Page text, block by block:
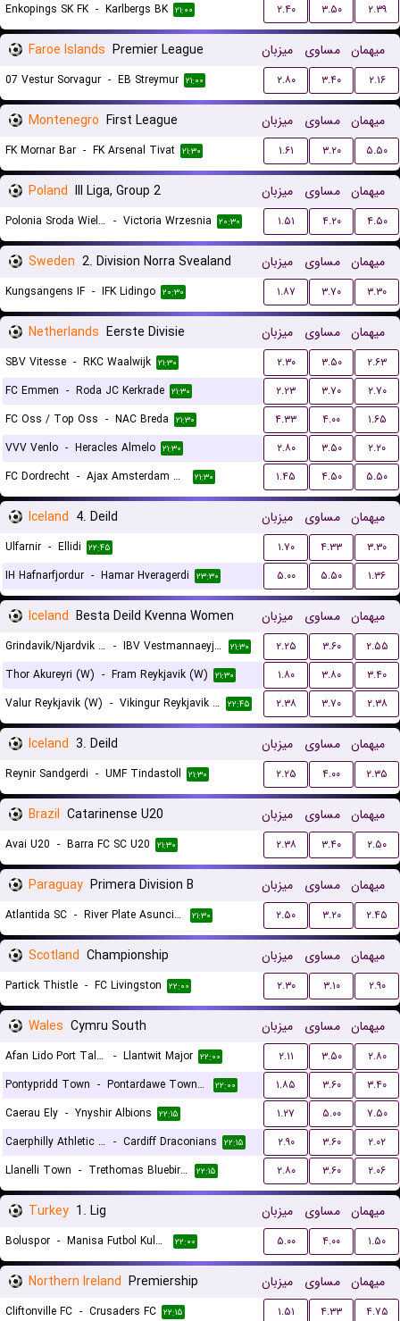
Enkopings SK FK - Karlbergs BK ۲۱:۰۰ ۲.۴۰ ۳.۵۰ ۲.۳۹
Faroe Islands Premier League میزبان مساوی میهمان
07 Vestur Sorvagur - EB Streymur ۲۱:۰۰ ۲.۸۰ ۳.۴۰ ۲.۱۶
Montenegro First League میزبان مساوی میهمان
FK Mornar Bar - FK Arsenal Tivat ۲۱:۳۰ ۱.۶۱ ۳.۲۰ ۵.۵۰
Poland III Liga, Group 2 میزبان مساوی میهمان
Polonia Sroda Wielkopolska - Victoria Wrzesnia ۲۰:۳۰ ۱.۵۱ ۴.۲۰ ۴.۵۰
Sweden 2. Division Norra Svealand میزبان مساوی میهمان
Kungsangens IF - IFK Lidingo ۲۰:۳۰ ۱.۸۷ ۳.۷۰ ۳.۳۰
Netherlands Eerste Divisie میزبان مساوی میهمان
SBV Vitesse - RKC Waalwijk ۲۱:۳۰ ۲.۳۰ ۳.۵۰
۲.۶۳
FC Emmen - Roda JC Kerkrade ۲۱:۳۰ ۲.۲۳ ۳.۷۰
۲.۷۰
FC Oss / Top Oss - NAC Breda ۲۱:۳۰ ۴.۳۳ ۴.۰۰
۱.۶۵
VVV Venlo - Heracles Almelo ۲۱:۳۰ ۲.۸۰ ۳.۵۰
۲.۲۰
FC Dordrecht - Ajax Amsterdam Reserves ۲۱:۳۰ ۱.۴۵ ۴.۵۰ ۵.۵۰
Iceland 4. Deild میزبان مساوی میهمان
Ulfarnir - Ellidi ۲۲:۴۵ ۱.۷۰ ۴.۳۳
۳.۳۰
IH Hafnarfjordur - Hamar Hveragerdi ۲۳:۳۰ ۵.۰۰ ۵.۵۰ ۱.۳۶
Iceland Besta Deild Kvenna Women میزبان مساوی میهمان
Grindavik/Njardvik (W) - IBV Vestmannaeyjar (W) ۲۱:۳۰ ۲.۲۵ ۳.۶۰
۲.۵۵
Thor Akureyri (W) - Fram Reykjavik (W) ۲۱:۳۰ ۱.۸۰ ۳.۸۰
۳.۴۰
Valur Reykjavik (W) - Vikingur Reykjavik (W) ۲۲:۴۵ ۲.۳۸ ۳.۷۰ ۲.۳۸
Iceland 3. Deild میزبان مساوی میهمان
Reynir Sandgerdi - UMF Tindastoll ۲۱:۳۰ ۲.۲۵ ۴.۰۰ ۲.۳۵
Brazil Catarinense U20 میزبان مساوی میهمان
Avai U20 - Barra FC SC U20 ۲۱:۳۰ ۲.۳۸ ۳.۴۰ ۲.۵۰
Paraguay Primera Division B میزبان مساوی میهمان
Atlantida SC - River Plate Asuncion ۲۱:۳۰ ۲.۵۰ ۳.۲۰ ۲.۴۵
Scotland Championship میزبان مساوی میهمان
Partick Thistle - FC Livingston ۲۲:۰۰ ۲.۳۰ ۳.۱۰ ۲.۹۰
Wales Cymru South میزبان مساوی میهمان
Afan Lido Port Talbot - Llantwit Major ۲۲:۰۰ ۲.۱۱ ۳.۵۰
۲.۸۰
Pontypridd Town - Pontardawe Town A.F.C. ۲۲:۰۰ ۱.۸۵ ۳.۶۰
۳.۴۰
Caerau Ely - Ynyshir Albions ۲۲:۱۵ ۱.۲۷ ۵.۰۰
۷.۵۰
Caerphilly Athletic FC - Cardiff Draconians ۲۲:۱۵ ۲.۹۰ ۳.۶۰
۲.۰۲
Llanelli Town - Trethomas Bluebirds ۲۲:۱۵ ۲.۸۰ ۳.۶۰ ۲.۰۶
Turkey 1. Lig میزبان مساوی میهمان
Boluspor - Manisa Futbol Kulubu ۲۲:۰۰ ۵.۰۰ ۴.۰۰ ۱.۵۰
Northern Ireland Premiership میزبان مساوی میهمان
Cliftonville FC - Crusaders FC ۲۲:۱۵ ۱.۵۱ ۴.۳۳ ۴.۷۵